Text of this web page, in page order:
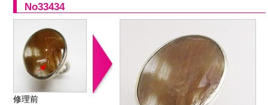
No33434
修理前